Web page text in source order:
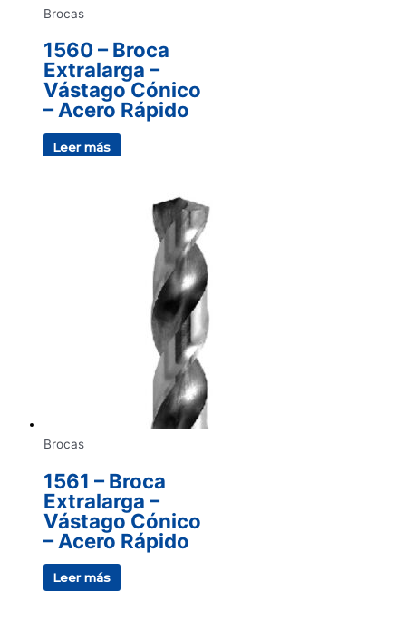
Brocas
1560 – Broca
Extralarga –
Vástago Cónico
– Acero Rápido
Leer más
Brocas
1561 – Broca
Extralarga –
Vástago Cónico
– Acero Rápido
Leer más